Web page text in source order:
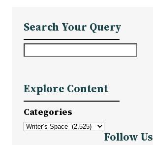
Search Your Query
r
c
h
Explore Content
Categories
Follow Us